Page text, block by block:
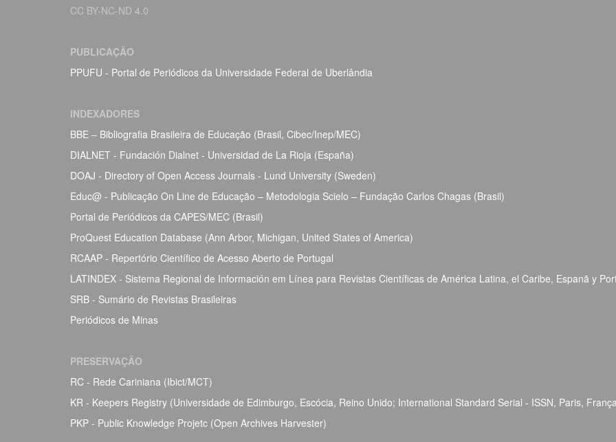
CC BY-NC-ND 4.0
PUBLICAÇÃO
PPUFU - Portal de Periódicos da Universidade Federal de Uberlândia
INDEXADORES
BBE – Bibliografia Brasileira de Educação (Brasil, Cibec/Inep/MEC)
DIALNET - Fundación Dialnet - Universidad de La Rioja (España)
DOAJ - Directory of Open Access Journals - Lund University (Sweden)
Educ@ - Publicação On Line de Educação – Metodologia Scielo – Fundação Carlos Chagas (Brasil)
Portal de Periódicos da CAPES/MEC (Brasil)
ProQuest Education Database (Ann Arbor, Michigan, United States of America)
RCAAP - Repertório Científico de Acesso Aberto de Portugal
LATINDEX - Sistema Regional de Información em Línea para Revistas Científicas de América Latina, el Caribe, Espanã y
SRB - Sumário de Revistas Brasileiras
Periódicos de Minas
PRESERVAÇÃO
RC - Rede Cariniana (Ibict/MCT)
KR - Keepers Registry (Universidade de Edimburgo, Escócia, Reino Unido; International Standard Serial - ISSN, Paris,
PKP - Public Knowledge Projetc (Open Archives Harvester)